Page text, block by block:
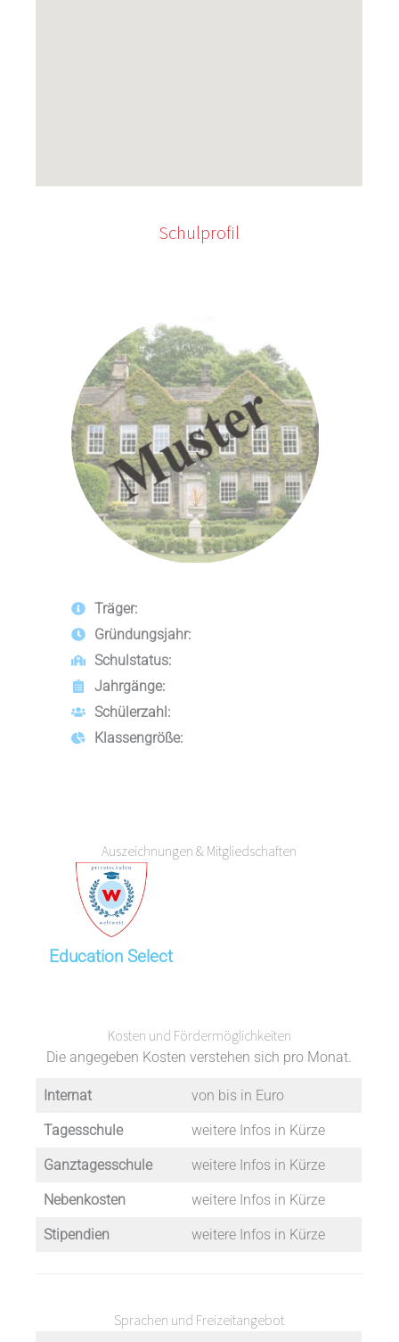
Schulprofil
Träger:
Gründungsjahr:
Schulstatus:
Jahrgänge:
Schülerzahl:
Klassengröße:
Auszeichnungen & Mitgliedschaften
Education Select
Kosten und Fördermöglichkeiten
Die angegeben Kosten verstehen sich pro Monat.
Internat von bis in Euro
Tagesschule weitere Infos in Kürze
Ganztagesschule weitere Infos in Kürze
Nebenkosten weitere Infos in Kürze
Stipendien weitere Infos in Kürze
Sprachen und Freizeitangebot